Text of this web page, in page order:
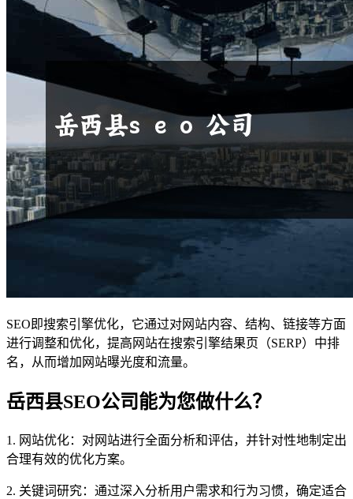
SEO即搜索引擎优化，它通过对网站内容、结构、链接等方面
进行调整和优化，提高网站在搜索引擎结果页（SERP）中排
名，从而增加网站曝光度和流量。
岳西县SEO公司能为您做什么？
1. 网站优化：对网站进行全面分析和评估，并针对性地制定出
合理有效的优化方案。
2. 关键词研究：通过深入分析用户需求和行为习惯，确定适合